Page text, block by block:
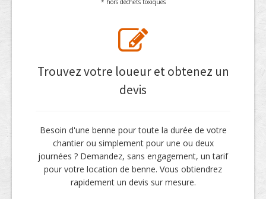
Trouvez votre loueur et obtenez un
devis
Besoin d'une benne pour toute la durée de votre
chantier ou simplement pour une ou deux
journées ? Demandez, sans engagement, un tarif
pour votre location de benne. Vous obtiendrez
rapidement un devis sur mesure.